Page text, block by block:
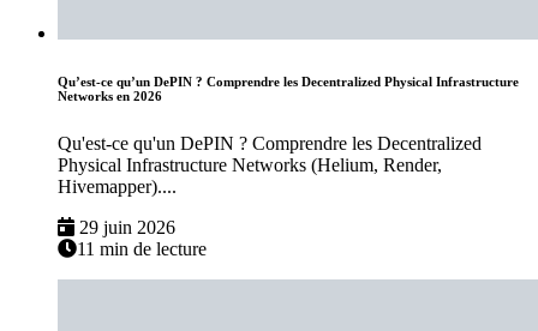
Qu’est-ce qu’un DePIN ? Comprendre les Decentralized Physical Infrastructure
Networks en 2026
Qu'est-ce qu'un DePIN ? Comprendre les Decentralized
Physical Infrastructure Networks (Helium, Render,
Hivemapper)....
29 juin 2026
11 min de lecture